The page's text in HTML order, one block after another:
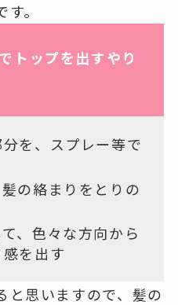
。
トップを出すやり
を、スプレー等で
の絡まりをとりの
、色々な方向から
を出す
と思いますので、髪の